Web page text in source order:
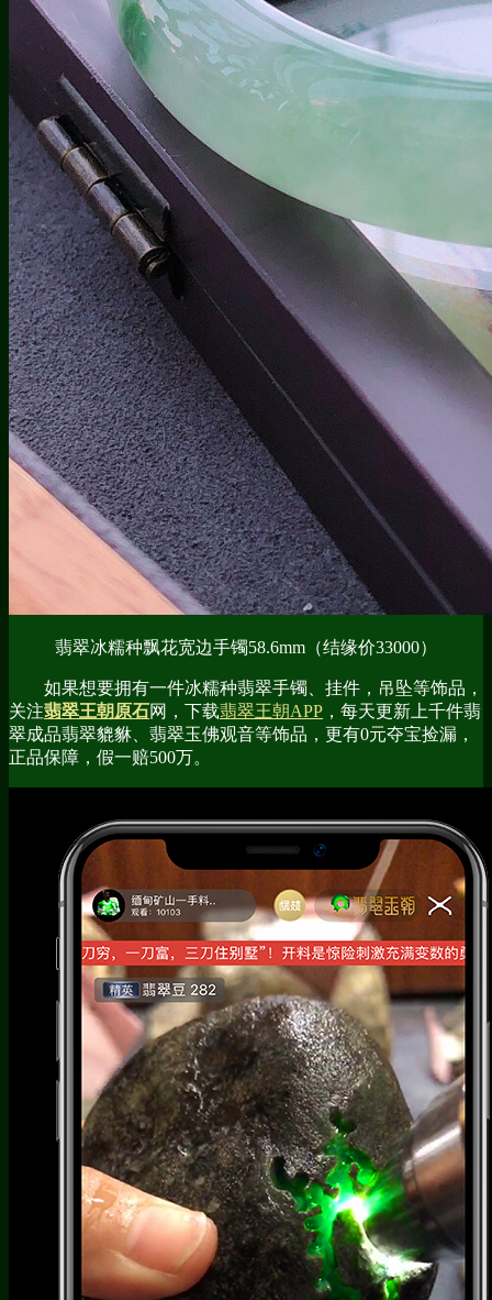
翡翠冰糯种飘花宽边手镯58.6mm（结缘价33000）
如果想要拥有一件冰糯种翡翠手镯、挂件，吊坠等饰品，
关注翡翠王朝原石网，下载翡翠王朝APP ，每天更新上千件翡
翠成品翡翠貔貅、翡翠玉佛观音等饰品，更有0元夺宝捡漏，
正品保障，假一赔500万。